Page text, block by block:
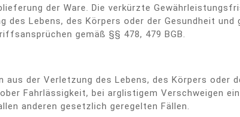
der Ware. Die verkürzte
des Lebens, des Körpers oder der Gesundheit
gemäß §§ 478, 479 BGB.
der Verletzung des Lebens, des Körpers oder
Fahrlässigkeit, bei arglistigem Verschweigen
anderen gesetzlich geregelten Fällen.